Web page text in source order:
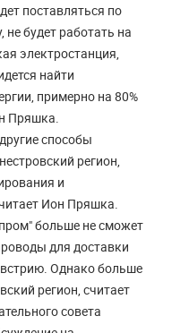
поставляться по
будет работать на
электростанция,
найти
примерно на 80%
Пряшка.
способы
регион,
и
Ион Пряшка.
больше не сможет
для доставки
Однако больше
регион, считает
совета